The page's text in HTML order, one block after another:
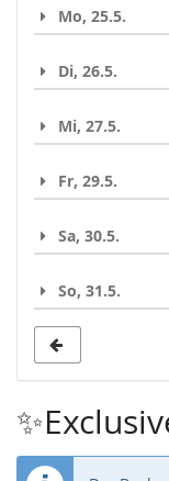
Mo, 25.5.
Di, 26.5.
Mi, 27.5.
Fr, 29.5.
Sa, 30.5.
So, 31.5.